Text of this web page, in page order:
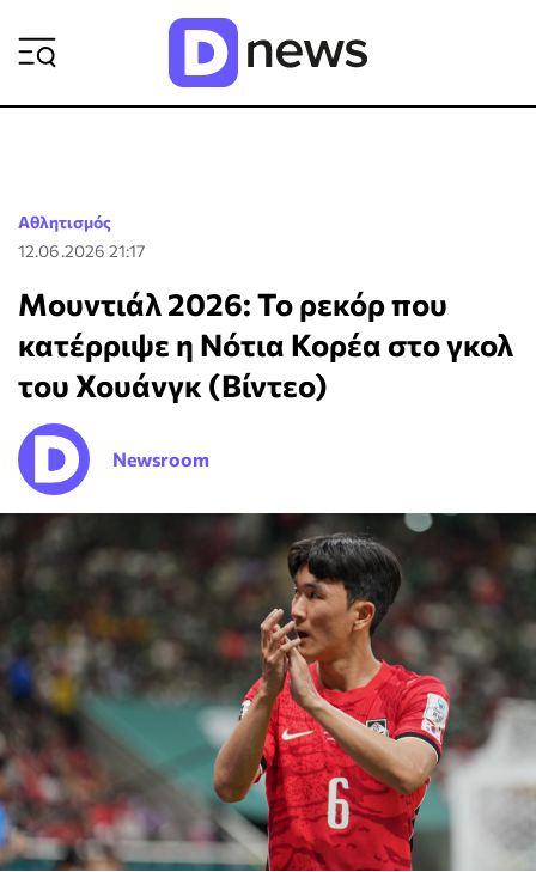
Αθλητισμός
12.06.2026 21:17
Μουντιάλ 2026: Το ρεκόρ που
κατέρριψε η Νότια Κορέα στο γκολ
του Χουάνγκ (Βίντεο)
Newsroom